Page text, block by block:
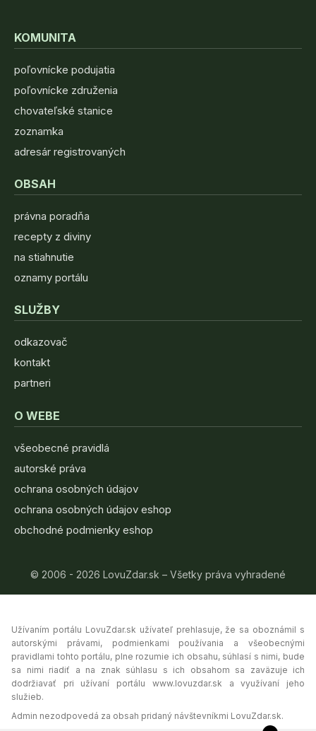
KOMUNITA
poľovnícke podujatia
poľovnícke združenia
chovateľské stanice
zoznamka
adresár registrovaných
OBSAH
právna poradňa
recepty z diviny
na stiahnutie
oznamy portálu
SLUŽBY
odkazovač
kontakt
partneri
O WEBE
všeobecné pravidlá
autorské práva
ochrana osobných údajov
ochrana osobných údajov eshop
obchodné podmienky eshop
© 2006 - 2026 LovuZdar.sk – Všetky práva vyhradené
Užívaním portálu LovuZdar.sk užívateľ prehlasuje, že sa oboznámil s
autorskými právami, podmienkami používania a všeobecnými
pravidlami tohto portálu, plne rozumie ich obsahu, súhlasí s nimi, bude
sa nimi riadiť a na znak súhlasu s ich obsahom sa zaväzuje ich
dodržiavať pri užívaní portálu www.lovuzdar.sk a využívaní jeho
služieb.
Admin nezodpovedá za obsah pridaný návštevníkmi LovuZdar.sk.